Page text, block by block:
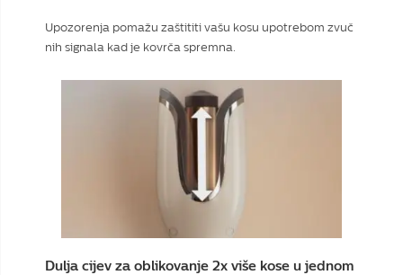
Upozorenja pomažu zaštititi vašu kosu upotrebom zvuč
nih signala kad je kovrča spremna.
Dulja cijev za oblikovanje 2x više kose u jednom